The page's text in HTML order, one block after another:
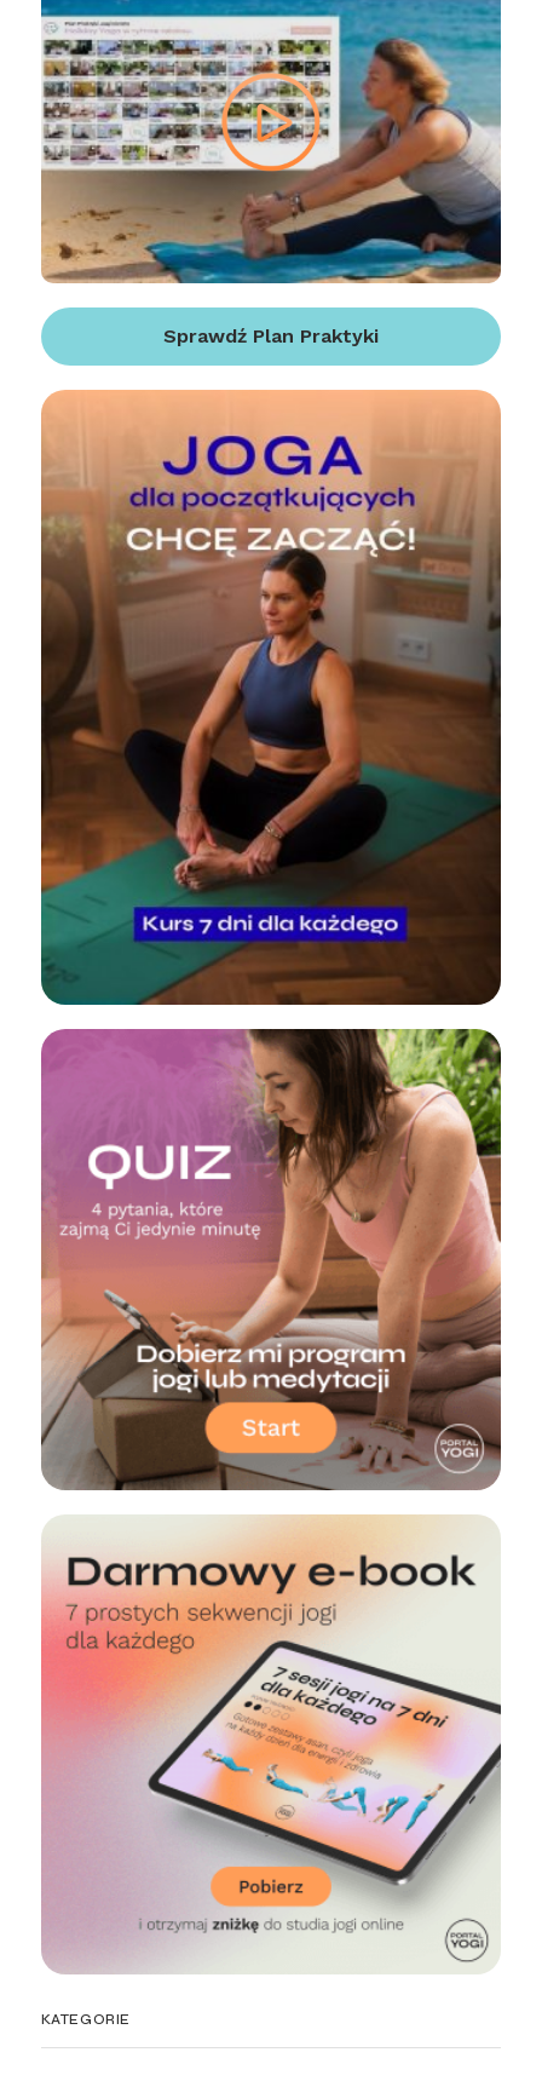
Sprawdź Plan Praktyki
KATEGORIE